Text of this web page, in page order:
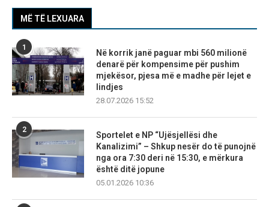
MË TË LEXUARA
1
Në korrik janë paguar mbi 560 milionë
denarë për kompensime për pushim
mjekësor, pjesa më e madhe për lejet e
lindjes
28.07.2026 15:52
2
Sportelet e NP “Ujësjellësi dhe
Kanalizimi” – Shkup nesër do të punojnë
nga ora 7:30 deri në 15:30, e mërkura
është ditë jopune
05.01.2026 10:36